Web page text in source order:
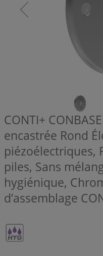
CONTI+
encastrée Rond
piézoélectriques,
piles, Sans
hygiénique,
d’assemblage